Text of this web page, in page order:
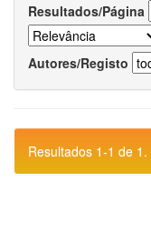
Resultados/Página
Autores/Registo
Resultados 1-1 de 1.